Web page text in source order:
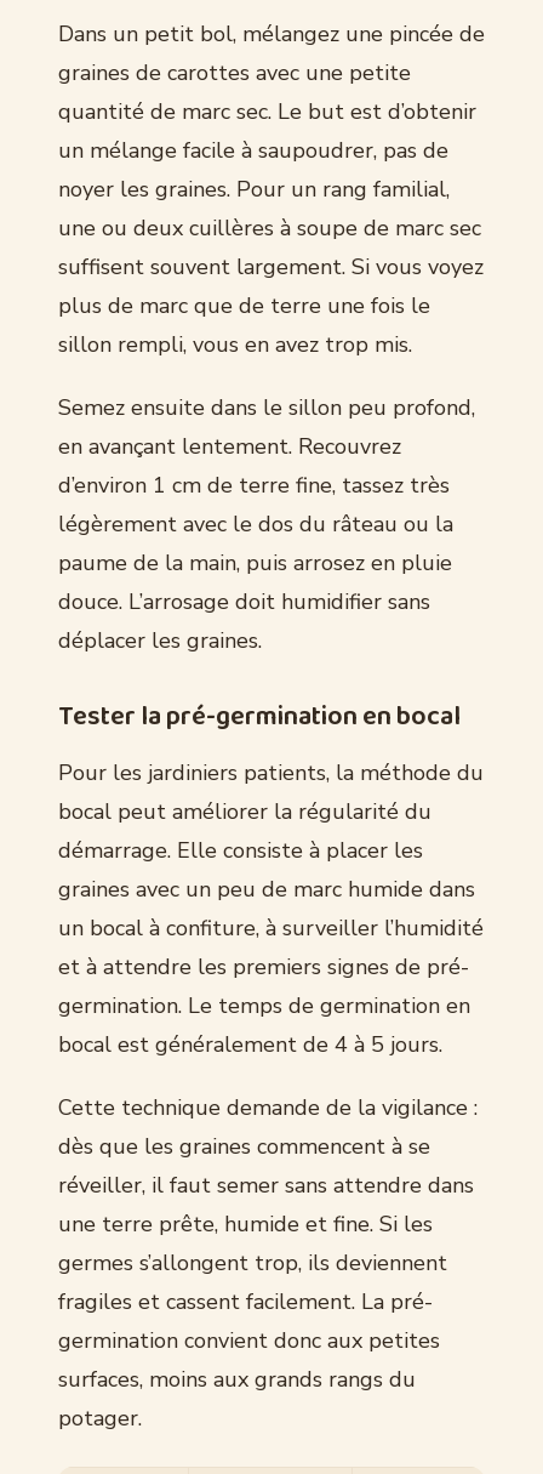
Dans un petit bol, mélangez une pincée de
graines de carottes avec une petite
quantité de marc sec. Le but est d’obtenir
un mélange facile à saupoudrer, pas de
noyer les graines. Pour un rang familial,
une ou deux cuillères à soupe de marc sec
suffisent souvent largement. Si vous voyez
plus de marc que de terre une fois le
sillon rempli, vous en avez trop mis.
Semez ensuite dans le sillon peu profond,
en avançant lentement. Recouvrez
d’environ 1 cm de terre fine, tassez très
légèrement avec le dos du râteau ou la
paume de la main, puis arrosez en pluie
douce. L’arrosage doit humidifier sans
déplacer les graines.
Tester la pré-germination en bocal
Pour les jardiniers patients, la méthode du
bocal peut améliorer la régularité du
démarrage. Elle consiste à placer les
graines avec un peu de marc humide dans
un bocal à confiture, à surveiller l’humidité
et à attendre les premiers signes de pré-
germination. Le temps de germination en
bocal est généralement de 4 à 5 jours.
Cette technique demande de la vigilance :
dès que les graines commencent à se
réveiller, il faut semer sans attendre dans
une terre prête, humide et fine. Si les
germes s’allongent trop, ils deviennent
fragiles et cassent facilement. La pré-
germination convient donc aux petites
surfaces, moins aux grands rangs du
potager.